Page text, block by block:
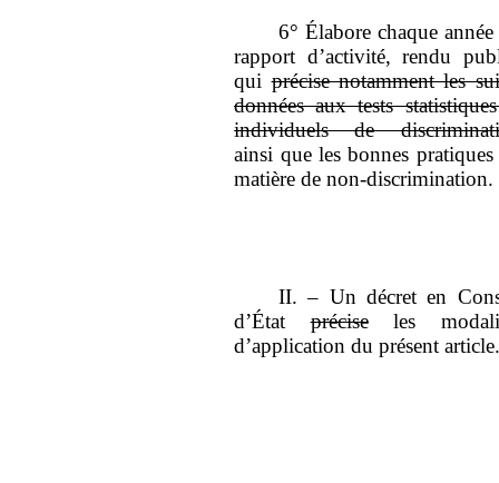
6° Élabore chaque
rapport d’activité, rendu
quiprécise notamment les
données aux tests
individuels de
ainsi que les bonnes pratiques
matière de non‑discrimination.
II. – Un décret en
d’Étatpréciseles
d’application du présent